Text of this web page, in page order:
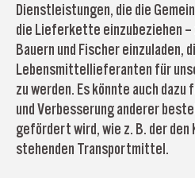
Dienstleistungen, die die
die Lieferkette einzubeziehen –
Bauern und Fischer einzuladen,
Lebensmittellieferanten für
zu werden. Es könnte auch
und Verbesserung anderer
gefördert wird, wie z. B. der den
stehenden Transportmittel.